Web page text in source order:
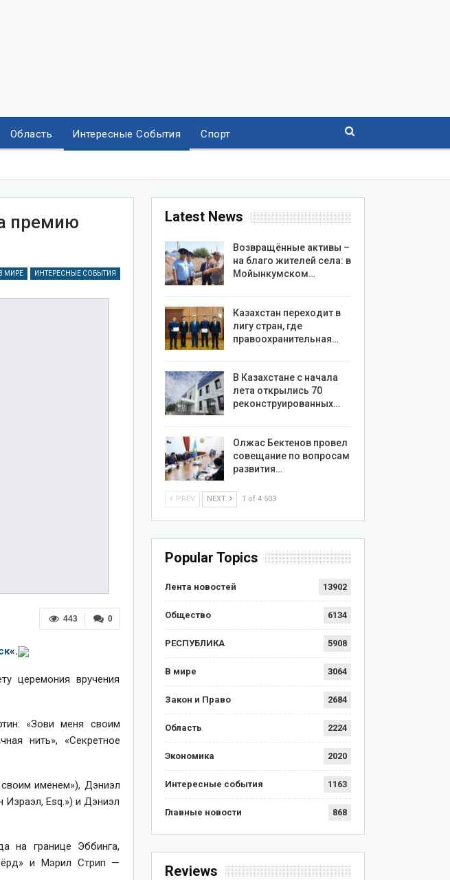
Область Интересные События Спорт
премию
В МИРЕ ИНТЕРЕСНЫЕ СОБЫТИЯ
0
443
«.
церемония вручения
«Зови меня своим
нить», «Секретное
именем»), Дэниэл
Esq.») и Дэниэл
на границе Эббинга,
и Мэрил Стрип —
Latest News
Возвращённые активы –
на благо жителей села: в
Мойынкумском…
Казахстан переходит в
лигу стран, где
правоохранительная…
В Казахстане с начала
лета открылись 70
реконструированных…
Олжас Бектенов провел
совещание по вопросам
развития…
PREV NEXT 1 of 4 503
Popular Topics
Лента новостей 13902
Общество 6134
РЕСПУБЛИКА 5908
В мире 3064
Закон и Право 2684
Область 2224
Экономика 2020
Интересные события 1163
Главные новости 868
Reviews